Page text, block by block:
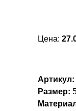
Цена:
Артикул:
Размер: